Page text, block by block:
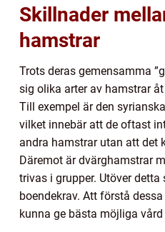
Skillnader
hamstrar
Trots deras gemensamma
sig olika arter av hamstrar
Till exempel är den
vilket innebär att de oftast
andra hamstrar utan att det
Däremot är dvärghamstrar
trivas i grupper. Utöver
boendekrav. Att förstå
kunna ge bästa möjliga